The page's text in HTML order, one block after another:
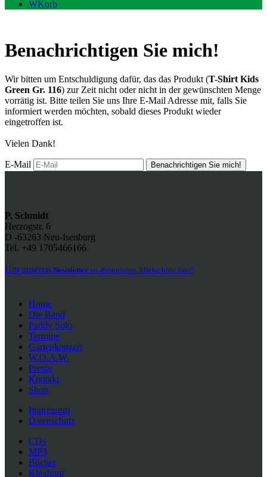
WKorb
Benachrichtigen Sie mich!
Wir bitten um Entschuldigung dafür, das das Produkt (T-Shirt Kids
Green Gr. 116) zur Zeit nicht oder nicht in der gewünschten Menge
vorrätig ist. Bitte teilen Sie uns Ihre E-Mail Adresse mit, falls Sie
informiert werden möchten, sobald dieses Produkt wieder
eingetroffen ist.
Vielen Dank!
E-Mail
P. Schmidt
Herzogstr. 6
D -63263 Neu-Isenburg
Tel. +49 1705466166
Um unseren Newsletter zu abonnieren, klicke bitte hier!
Home
Die Band
Paddy Solo
Termine
Gartenkonzert
W.O.A.W.
Presse
Kontakt
Shop
Impressum
Datenschutz
CDs
MP3
Bücher
Kleidung